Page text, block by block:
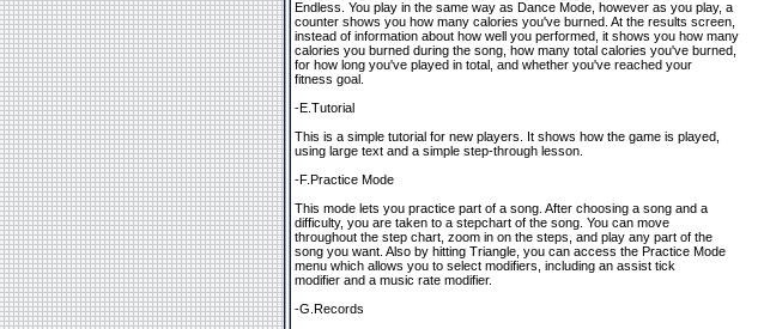
Endless. You play in the same way as Dance Mode, however as you play, a
counter shows you how many calories you've burned. At the results screen,
instead of information about how well you performed, it shows you how many
calories you burned during the song, how many total calories you've burned,
for how long you've played in total, and whether you've reached your
fitness goal.
-E.Tutorial
This is a simple tutorial for new players. It shows how the game is played,
using large text and a simple step-through lesson.
-F.Practice Mode
This mode lets you practice part of a song. After choosing a song and a
difficulty, you are taken to a stepchart of the song. You can move
throughout the step chart, zoom in on the steps, and play any part of the
song you want. Also by hitting Triangle, you can access the Practice Mode
menu which allows you to select modifiers, including an assist tick
modifier and a music rate modifier.
-G.Records